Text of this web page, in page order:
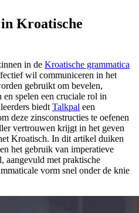
Kroatische
in de Kroatische grammatica
wil communiceren in het
gebruikt om bevelen,
spelen een cruciale rol in
biedt Talkpal een
deze zinsconstructies te oefenen
vertrouwen krijgt in het geven
Kroatisch. In dit artikel duiken
het gebruik van imperatieve
aangevuld met praktische
vorm snel onder de knie